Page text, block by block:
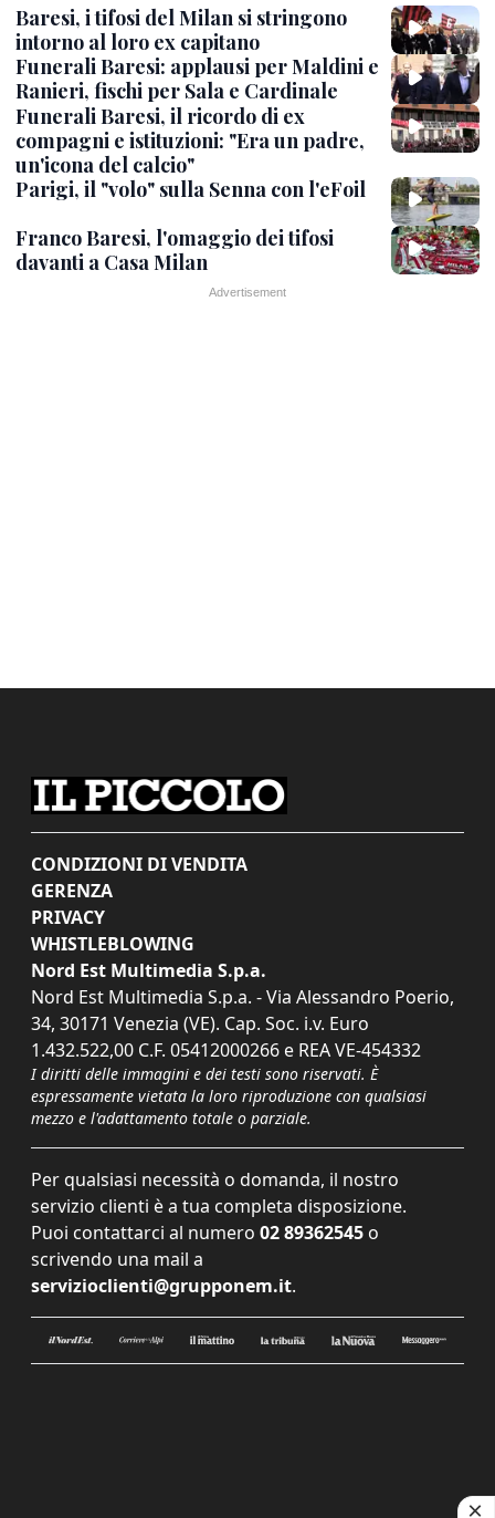
Baresi, i tifosi del Milan si stringono
intorno al loro ex capitano
Funerali Baresi: applausi per Maldini e
Ranieri, fischi per Sala e Cardinale
Funerali Baresi, il ricordo di ex
compagni e istituzioni: "Era un padre,
un'icona del calcio"
Parigi, il "volo" sulla Senna con l'eFoil
Franco Baresi, l'omaggio dei tifosi
davanti a Casa Milan
CONDIZIONI DI VENDITA
GERENZA
PRIVACY
WHISTLEBLOWING
Nord Est Multimedia S.p.a.
Nord Est Multimedia S.p.a. - Via Alessandro Poerio,
34, 30171 Venezia (VE). Cap. Soc. i.v. Euro
1.432.522,00 C.F. 05412000266 e REA VE-454332
I diritti delle immagini e dei testi sono riservati. È
espressamente vietata la loro riproduzione con qualsiasi
mezzo e l'adattamento totale o parziale.
Per qualsiasi necessità o domanda, il nostro
servizio clienti è a tua completa disposizione.
Puoi contattarci al numero 02 89362545 o
scrivendo una mail a
servizioclienti@grupponem.it.